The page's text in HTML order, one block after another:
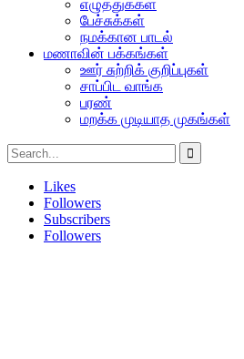
எழுத்துக்கள்
பேச்சுக்கள்
நமக்கான பாடல்
மணாவின் பக்கங்கள்
ஊர் சுற்றிக் குறிப்புகள்
சாப்பிட வாங்க
பரண்
மறக்க முடியாத முகங்கள்
Likes
Followers
Subscribers
Followers